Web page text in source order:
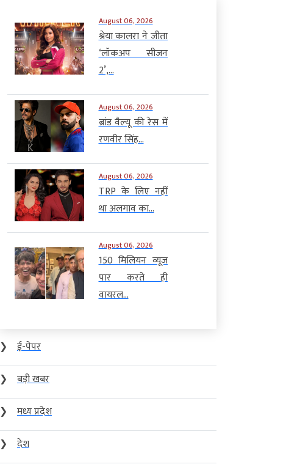
August 06, 2026
श्रेया कालरा ने जीता
‘लॉकअप सीजन
2’,...
August 06, 2026
ब्रांड वैल्यू की रेस में
रणवीर सिंह...
August 06, 2026
TRP के लिए नहीं
था अलगाव का...
August 06, 2026
150 मिलियन व्यूज
पार करते ही
वायरल...
❯
ई-पेपर
❯
बड़ी खबर
❯
मध्य प्रदेश
❯
देश